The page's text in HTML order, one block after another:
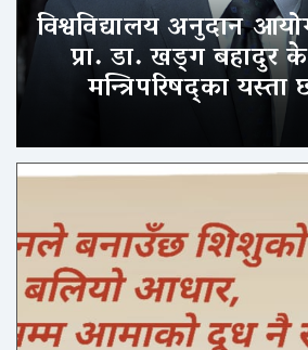
विश्वविद्यालय अनुदान
प्रा. डा. खड्ग बहादुर
मन्त्रिपरिषद्का